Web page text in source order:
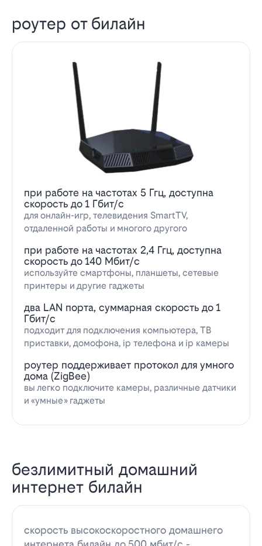
роутер от билайн
при работе на частотах 5 Ггц, доступна
скорость до 1 Гбит/с
для онлайн-игр, телевидения SmartTV,
отдаленной работы и многого другого
при работе на частотах 2,4 Ггц, доступна
скорость до 140 Мбит/с
используйте смартфоны, планшеты, сетевые
принтеры и другие гаджеты
два LAN порта, суммарная скорость до 1
Гбит/с
подходит для подключения компьютера, ТВ
приставки, домофона, ip телефона и ip камеры
роутер поддерживает протокол для умного
дома (ZigBee)
вы легко подключите камеры, различные датчики
и «умные» гаджеты
безлимитный домашний
интернет билайн
скорость высокоскоростного домашнего